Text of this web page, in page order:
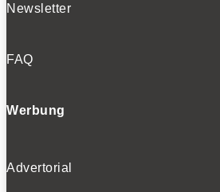
Newsletter
FAQ
Werbung
Advertorial